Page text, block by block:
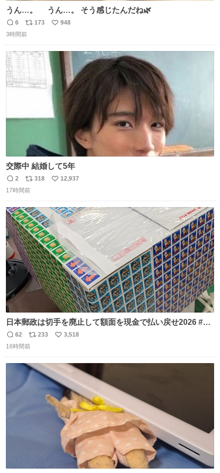
うん…。 うん…。 そう感じたんだね🌿
返
信
6
リ
ポ
173
い
948
3時間前
交際中 結婚して5年
返
信
2
リ
ポ
ト
数
318
い
数
12,937
17時間前
日本郵政は切手を廃止して額面を現金で払い戻せ2026 #日
本郵政 @JapanPostHD_PR
返
信
62
リ
ポ
ト
数
233
い
数
3,518
16時間前